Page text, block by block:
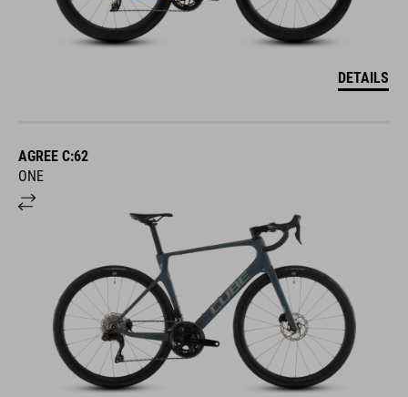
DETAILS
AGREE C:62
ONE